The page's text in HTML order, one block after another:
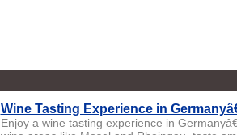
Wine Tasting Experience in
Enjoy a wine tasting experience in